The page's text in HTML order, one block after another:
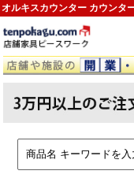
オルキスカウンター カウンタ